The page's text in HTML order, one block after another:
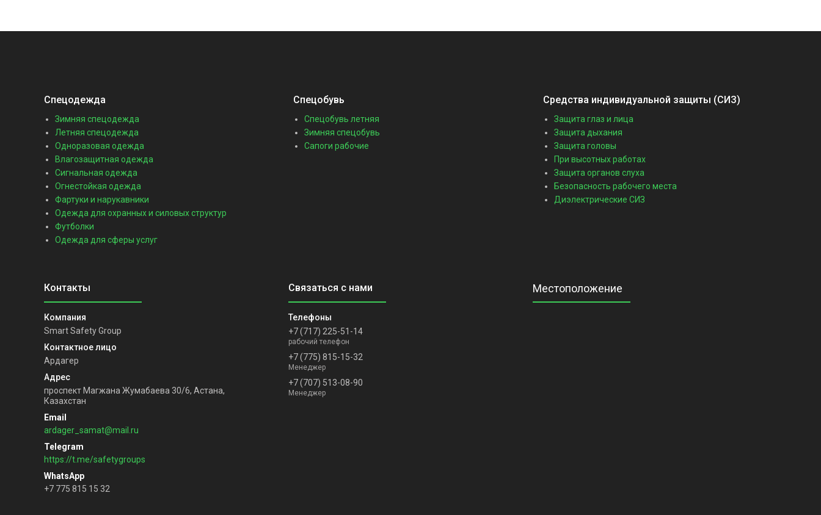
Спецодежда
Зимняя спецодежда
Летняя спецодежда
Одноразовая одежда
Влагозащитная одежда
Сигнальная одежда
Огнестойкая одежда
Фартуки и нарукавники
Одежда для охранных и силовых структур
Футболки
Одежда для сферы услуг
Спецобувь
Спецобувь летняя
Зимняя спецобувь
Сапоги рабочие
Средства индивидуальной защиты (СИЗ)
Защита глаз и лица
Защита дыхания
Защита головы
При высотных работах
Защита органов слуха
Безопасность рабочего места
Диэлектрические СИЗ
Smart Safety Group
Ардагер
проспект Магжана Жумабаева 30/6, Астана,
Казахстан
ardager_samat@mail.ru
https://t.me/safetygroups
+7 775 815 15 32
+7 (717) 225-51-14
рабочий телефон
+7 (775) 815-15-32
Менеджер
+7 (707) 513-08-90
Менеджер